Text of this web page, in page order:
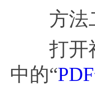
方法
打开福
中的“